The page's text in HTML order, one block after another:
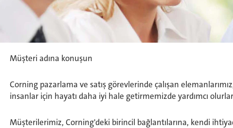
Müşteri adına konuşun
Corning pazarlama ve satış görevlerinde çalışan
insanlar için hayatı daha iyi hale getirmemizde yardımcı
Müşterilerimiz, Corning'deki birincil bağlantılarına, kendi